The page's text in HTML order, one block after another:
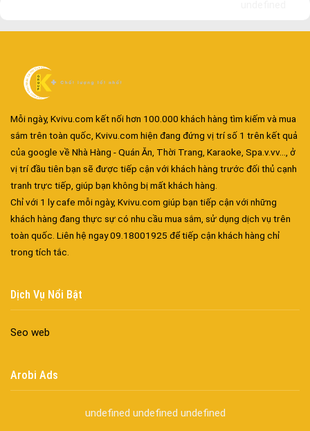
Mỗi ngày, Kvivu.com kết nối hơn 100.000 khách hàng tìm kiếm và mua
sắm trên toàn quốc, Kvivu.com hiện đang đứng vị trí số 1 trên kết quả
của google về Nhà Hàng - Quán Ăn, Thời Trang, Karaoke, Spa.v.vv..., ở
vị trí đầu tiên bạn sẽ được tiếp cận với khách hàng trước đối thủ cạnh
tranh trực tiếp, giúp bạn không bị mất khách hàng.
Chỉ với 1 ly cafe mỗi ngày, Kvivu.com giúp bạn tiếp cận với những
khách hàng đang thực sự có nhu cầu mua sắm, sử dụng dịch vụ trên
toàn quốc. Liên hệ ngay 09.18001925 để tiếp cận khách hàng chỉ
trong tích tắc.
Dịch Vụ Nổi Bật
Seo web
Arobi Ads
undefined undefined undefined
Đa dạng màu sắc cửa nhôm – Tối ưu màu sắc Kiến Trúc
Cửa nhôm chống gió mưa – Hiên ngang giữa thời tiết khắc
nghiệt
Cửa nhôm kín nước kín khí – Bình yên với những tác nhân bên
Cửa nhôm thông gió – Đưa sinh khí vào ngôi nhà của bạn
Cửa thép vân gỗ Nhật Bản – Mảnh ghép cho phong cách kiến
spa biên hòa